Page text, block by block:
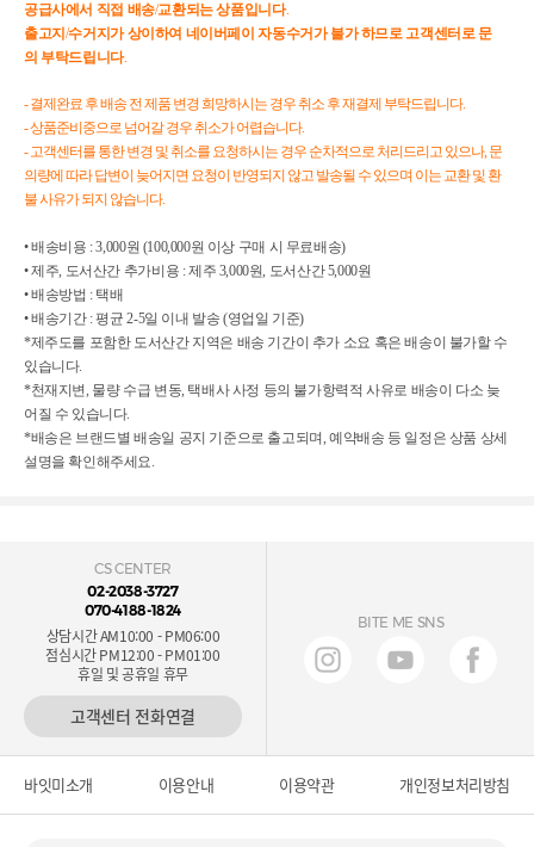
공급사에서 직접 배송/교환되는상품입니다.
출고지 /수거지가 상이하여 네이버페이 자동수거가 불가하므로고객센터로문
의 부탁드립니다.
- 결제완료 후 배송 전 제품 변경 희망하시는 경우 취소 후 재결제 부탁드립니다.
- 상품준비중으로 넘어갈 경우 취소가 어렵습니다.
- 고객센터를 통한 변경 및 취소를 요청하시는 경우 순차적으로 처리드리고 있으나, 문
의량에 따라 답변이 늦어지면 요청이 반영되지 않고 발송될 수 있으며 이는 교환 및 환
불 사유가 되지 않습니다.
• 배송비용 : 3,000원 (100,000원 이상 구매 시 무료배송)
• 제주, 도서산간 추가비용 : 제주 3,000원, 도서산간 5,000원
• 배송방법 : 택배
• 배송기간 : 평균 2-5일 이내 발송 (영업일 기준)
*제주도를 포함한 도서산간 지역은 배송 기간이 추가 소요 혹은 배송이 불가할 수
있습니다.
*천재지변, 물량 수급 변동, 택배사 사정 등의 불가항력적 사유로 배송이 다소 늦
어질 수 있습니다.
*배송은 브랜드별 배송일 공지 기준으로 출고되며, 예약배송 등 일정은 상품 상세
설명을 확인해주세요.
CS CENTER
02-2038-3727
070-4188-1824
상담시간 AM10:00 - PM06:00
점심시간 PM12:00 - PM01:00
휴일 및 공휴일 휴무
고객센터 전화연결
BITE ME SNS
바잇미소개 이용안내 이용약관 개인정보처리방침